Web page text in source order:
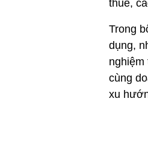
thuê,
Trong
dụng,
nghiệm
cùng
xu